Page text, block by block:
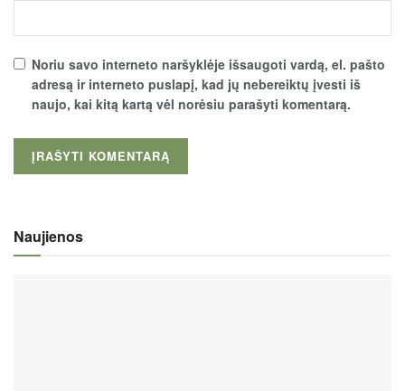
Noriu savo interneto naršyklėje išsaugoti vardą, el. pašto
adresą ir interneto puslapį, kad jų nebereiktų įvesti iš
naujo, kai kitą kartą vėl norėsiu parašyti komentarą.
Naujienos